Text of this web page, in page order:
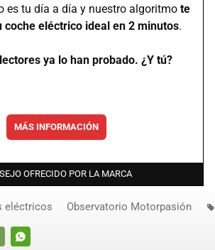
es tu día a día y nuestro algoritmo te
coche eléctrico ideal en 2 minutos.
ya lo han probado. ¿Y tú?
MÁS INFORMACIÓN
OFRECIDO POR LA MARCA
eléctricos Observatorio Motorpasión